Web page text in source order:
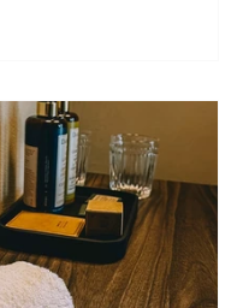
necessidades, eliminam
afinam detalhes.